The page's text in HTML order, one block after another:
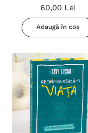
60,00 Lei
Adaugă în coș